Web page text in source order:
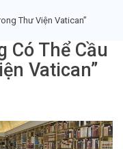
Thư Viện Vatican”
Có Thể Cầu
Vatican”